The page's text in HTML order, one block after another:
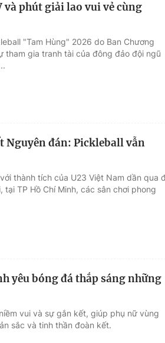
phút giải lao vui vẻ cùng
"Tam Hùng" 2026 do Ban Chương
tham gia tranh tài của đông đảo đội ngũ
Nguyên đán: Pickleball vẫn
thành tích của U23 Việt Nam dần qua
TP Hồ Chí Minh, các sân chơi phong
yêu bóng đá thắp sáng những
vui và sự gắn kết, giúp phụ nữ vùng
sắc và tinh thần đoàn kết.